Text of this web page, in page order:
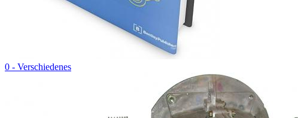
0 - Verschiedenes